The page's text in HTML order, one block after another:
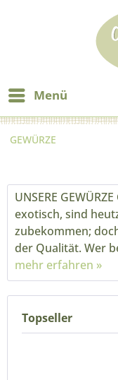
Menü
GEWÜRZE
UNSERE
exotisch, sind
zubekommen;
der Qualität. Wer
mehr erfahren »
Topseller